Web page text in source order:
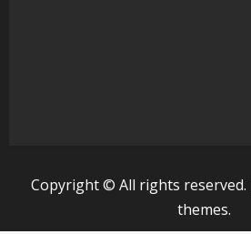
Copyright © All rights reserved.
themes.